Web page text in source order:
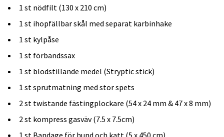
1 st nödfilt (130 x 210 cm)
1 st ihopfällbar skål med separat karbinhake
1 st kylpåse
1 st förbandssax
1 st blodstillande medel (Stryptic stick)
1 st sprutmatning med stor spets
2 st twistande fästingplockare (54 x 24 mm & 47 x 8 mm)
2 st kompress gasväv (7.5 x 7.5cm)
1 st Bandage för hund och katt (5 x 450 cm)